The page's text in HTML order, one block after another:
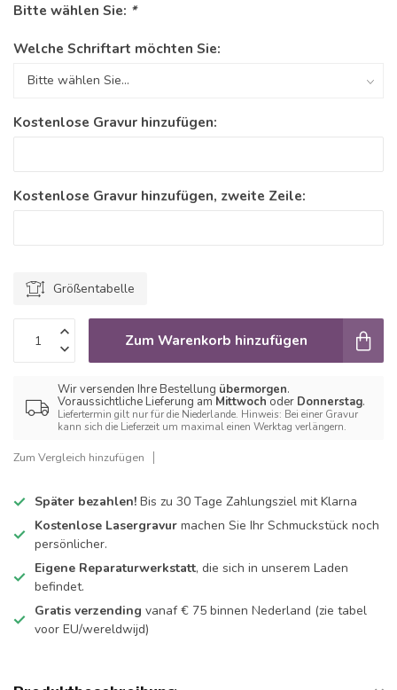
Bitte wählen Sie: *
Welche Schriftart möchten Sie:
Kostenlose Gravur hinzufügen:
Kostenlose Gravur hinzufügen, zweite Zeile:
Größentabelle
Zum Warenkorb hinzufügen
Wir versenden Ihre Bestellung übermorgen.
Voraussichtliche Lieferung am Mittwoch oder Donnerstag.
Liefertermin gilt nur für die Niederlande. Hinweis: Bei einer Gravur
kann sich die Lieferzeit um maximal einen Werktag verlängern.
Zum Vergleich hinzufügen
Später bezahlen! Bis zu 30 Tage Zahlungsziel mit Klarna
Kostenlose Lasergravur machen Sie Ihr Schmuckstück noch
persönlicher.
Eigene Reparaturwerkstatt, die sich in unserem Laden
befindet.
Gratis verzending vanaf € 75 binnen Nederland (zie tabel
voor EU/wereldwijd)